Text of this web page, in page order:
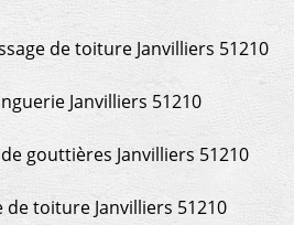
de toiture Janvilliers 51210
Janvilliers 51210
gouttières Janvilliers 51210
toiture Janvilliers 51210